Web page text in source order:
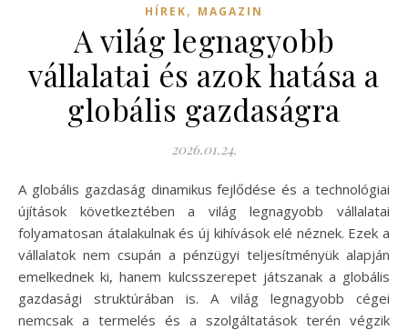
HÍREK, MAGAZIN
A világ legnagyobb
vállalatai és azok hatása a
globális gazdaságra
2026.01.24.
A globális gazdaság dinamikus fejlődése és a technológiai
újítások következtében a világ legnagyobb vállalatai
folyamatosan átalakulnak és új kihívások elé néznek. Ezek a
vállalatok nem csupán a pénzügyi teljesítményük alapján
emelkednek ki, hanem kulcsszerepet játszanak a globális
gazdasági struktúrában is. A világ legnagyobb cégei
nemcsak a termelés és a szolgáltatások terén végzik